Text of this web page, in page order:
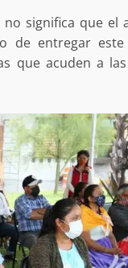
significa que el
de entregar
que acuden a
Ejecuta
delito de
región del
admin 22 junio